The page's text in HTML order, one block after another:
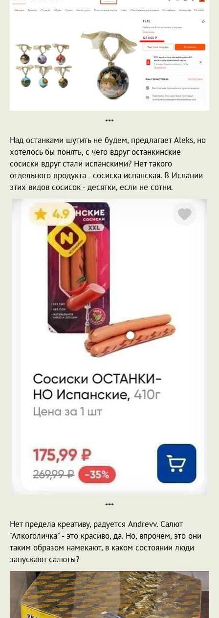
***
Над останками шутить не будем, предлагает Aleks, но
хотелось бы понять, с чего вдруг останкинские
сосиски вдруг стали испанскими? Нет такого
отдельного продукта - сосиска испанская. В Испании
этих видов сосисок - десятки, если не сотни.
***
Нет предела креативу, радуется Andrevv. Салют
"Алкоголичка" - это красиво, да. Но, впрочем, это они
таким образом намекают, в каком состоянии люди
запускают салюты?